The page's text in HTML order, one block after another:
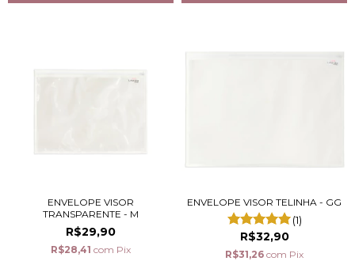
ENVELOPE VISOR
TRANSPARENTE - M
R$29,90
R$28,41 com Pix
ENVELOPE VISOR TELINHA - GG
(1)
R$32,90
R$31,26 com Pix